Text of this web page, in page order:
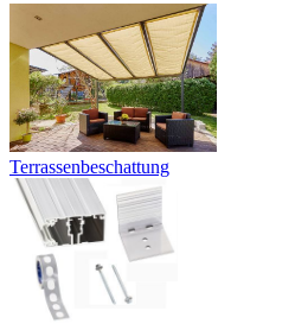
Terrassenbeschattung